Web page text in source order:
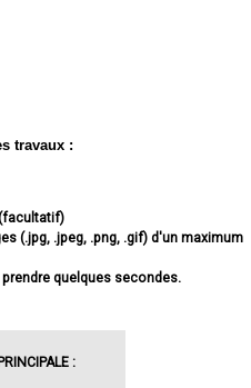
travaux :
(.jpg, .jpeg, .png, .gif) d'un maximum
quelques secondes.
: